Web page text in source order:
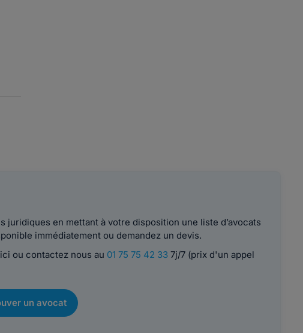
juridiques en mettant à votre disposition une liste d’avocats
immédiatement ou demandez un devis.
ou contactez nous au 01 75 75 42 337j/7 (prix d'un appel
un avocat